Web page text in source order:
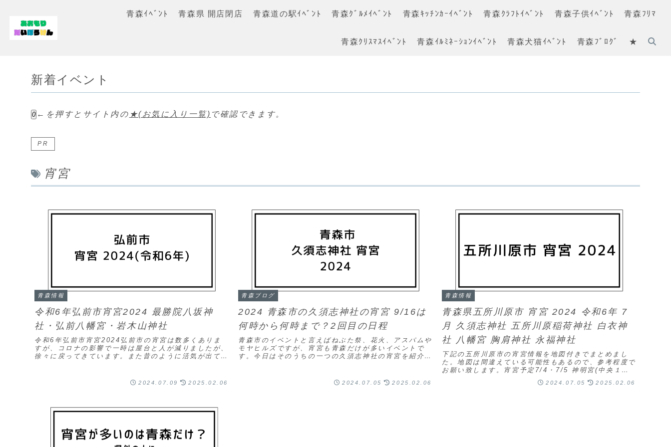
青森ｲﾍﾞﾝﾄ 青森県 開店閉店 青森道の駅ｲﾍﾞﾝﾄ 青森ｸﾞﾙﾒｲﾍﾞﾝﾄ 青森ｷｯﾁﾝｶｰｲﾍﾞﾝﾄ 青森ｸﾗﾌﾄｲﾍﾞﾝﾄ 青森子供ｲﾍﾞﾝﾄ 青森ﾌﾘﾏ
青森ｸﾘｽﾏｽｲﾍﾞﾝﾄ 青森ｲﾙﾐﾈｰｼｮﾝｲﾍﾞﾝﾄ 青森犬猫ｲﾍﾞﾝﾄ 青森ﾌﾞﾛｸﾞ ★
新着イベント
0 ←を押すとサイト内の ★(お気に入り一覧) で確認できます。
PR
宵宮
青森情報
令和6年弘前市宵宮2024 最勝院八坂神
社・弘前八幡宮・岩木山神社
令和6年弘前市宵宮2024弘前市の宵宮は数多くありま
すが、コロナの影響で一時は屋台と人が減りましたが、
徐々に戻ってきています。また昔のように活気が出て欲
2024.07.09 2025.02.06
青森ブログ
2024 青森市の久須志神社の宵宮 9/16は
何時から何時まで？2回目の日程
青森市のイベントと言えばねぶた祭、花火、アスパムや
モヤヒルズですが、宵宮も青森だけが多いイベントで
す。今日はそのうちの一つの久須志神社の宵宮を紹介し
2024.07.05 2025.02.06
青森情報
青森県五所川原市 宵宮 2024 令和6年 7
月 久須志神社 五所川原稲荷神社 白衣神
社 八幡宮 胸肩神社 永福神社
下記の五所川原市の宵宮情報を地図付きでまとめまし
た。地図は間違えている可能性もあるので、参考程度で
お願い致します。宵宮予定7/4・7/5 神明宮(中央１丁
2024.07.05 2025.02.06